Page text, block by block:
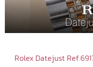
Rolex Datejust